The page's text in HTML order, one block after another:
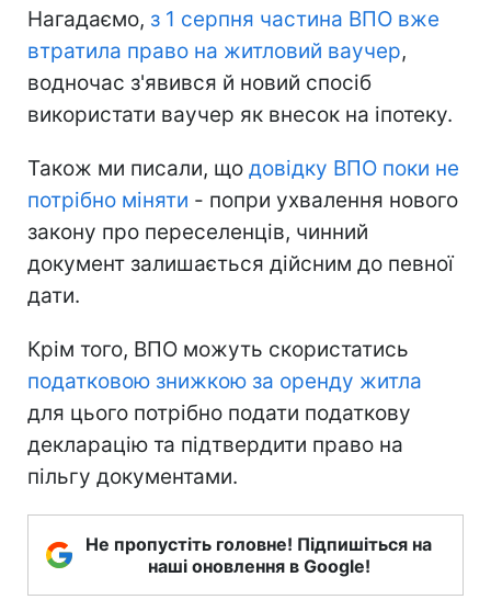
Нагадаємо, з 1 серпня частина ВПО вже
втратила право на житловий ваучер,
водночас з'явився й новий спосіб
використати ваучер як внесок на іпотеку.
Також ми писали, що довідку ВПО поки не
потрібно міняти - попри ухвалення нового
закону про переселенців, чинний
документ залишається дійсним до певної
дати.
Крім того, ВПО можуть скористатись
податковою знижкою за оренду житла
для цього потрібно подати податкову
декларацію та підтвердити право на
пільгу документами.
Не пропустіть головне! Підпишіться на
наші оновлення в Google!